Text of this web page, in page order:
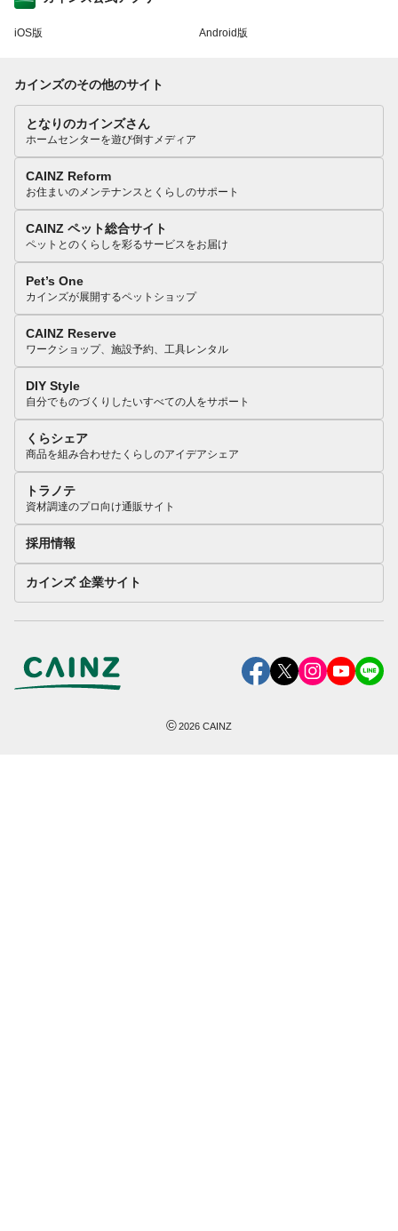
iOS版 Android版
カインズのその他のサイト
となりのカインズさん
ホームセンターを遊び倒すメディア
CAINZ Reform
お住まいのメンテナンスとくらしのサポート
CAINZ ペット総合サイト
ペットとのくらしを彩るサービスをお届け
Pet’s One
カインズが展開するペットショップ
CAINZ Reserve
ワークショップ、施設予約、工具レンタル
DIY Style
自分でものづくりしたいすべての人をサポート
くらシェア
商品を組み合わせたくらしのアイデアシェア
トラノテ
資材調達のプロ向け通販サイト
採用情報
カインズ 企業サイト
©2026 CAINZ